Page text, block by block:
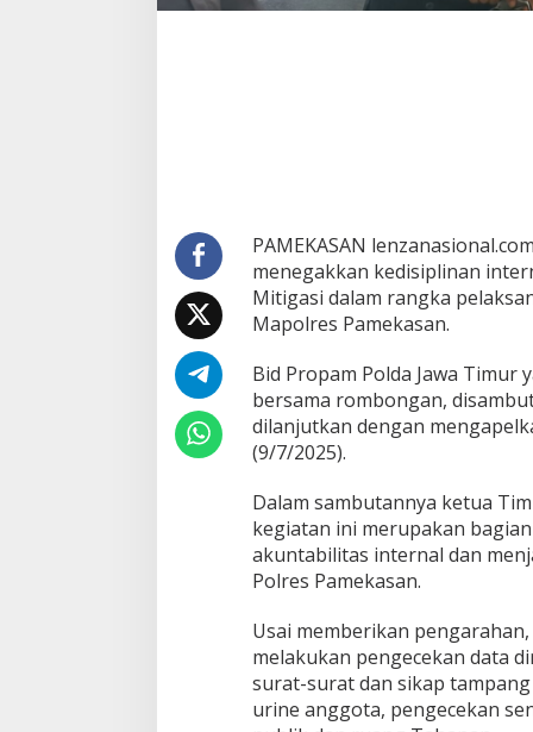
d
a
J
a
t
i
T
e
r
j
u
k
a
n
T
i
M
i
t
i
g
PAMEKASAN
menegakkan kedisiplinan
Mitigasi dalam rangka
Mapolres Pamekasan.
Bid Propam Polda Jawa
bersama rombongan,
dilanjutkan dengan
(9/7/2025).
Dalam sambutannya ketua
kegiatan ini merupakan
akuntabilitas internal dan
Polres Pamekasan.
Usai memberikan
melakukan pengecekan data
surat-surat dan sikap
urine anggota, pengecekan